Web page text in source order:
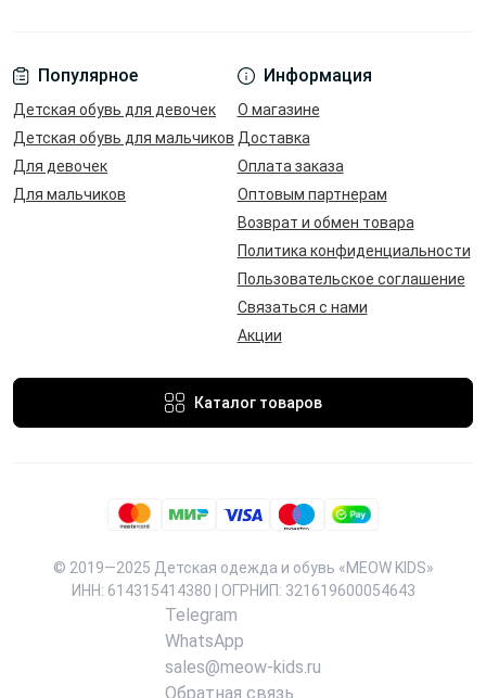
Популярное
Детская обувь для девочек
Детская обувь для мальчиков
Для девочек
Для мальчиков
Информация
О магазине
Доставка
Оплата заказа
Оптовым партнерам
Возврат и обмен товара
Политика конфиденциальности
Пользовательское соглашение
Связаться с нами
Акции
Каталог товаров
© 2019—2025 Детская одежда и обувь «MEOW KIDS»
ИНН: 614315414380 | ОГРНИП: 321619600054643
Telegram
WhatsApp
sales@meow-kids.ru
Обратная связь